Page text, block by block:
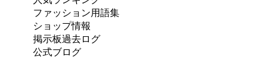
ファッション用語集
ショップ情報
掲示板過去ログ
公式ブログ